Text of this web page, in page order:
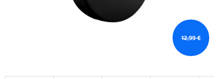
12,99 €